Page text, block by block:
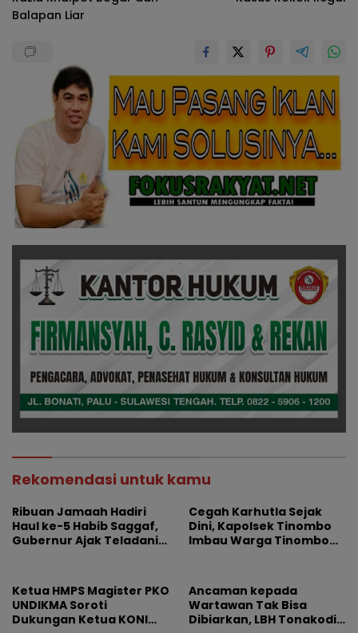
Balapan Liar
Rekomendasi untuk kamu
Ribuan Jamaah Hadiri
Haul ke-5 Habib Saggaf,
Gubernur Ajak Teladani
Cegah Karhutla Sejak
Dini, Kapolsek Tinombo
Imbau Warga Tinombo
Ketua HMPS Magister PKO
UNDIKMA Soroti
Dukungan Ketua KONI
Ancaman kepada
Wartawan Tak Bisa
Dibiarkan, LBH Tonakodi